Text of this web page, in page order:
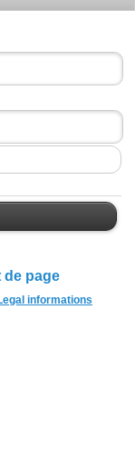
de page
informations